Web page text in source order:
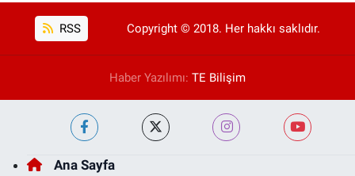
RSS Copyright © 2018. Her hakkı saklıdır.
Haber Yazılımı: TE Bilişim
Ana Sayfa